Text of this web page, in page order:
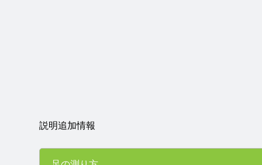
説明追加情報